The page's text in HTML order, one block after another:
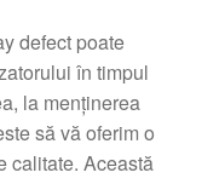
defect poate
în timpul
la menținerea
să vă oferim o
calitate. Această